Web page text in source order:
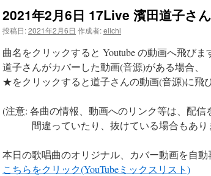
ツ
2021年2月6日 17Live 濱田道子さ
投稿日:2021年2月6日 作成者:eiichi
曲名をクリックすると Youtube の動画へ飛びま
道子さんがカバーした動画(音源)がある場合、
★をクリックすると道子さんの動画(音源)に飛び
(注意: 各曲の情報、動画へのリンク等は、配信
間違っていたり、抜けている場合もあり
本日の歌唱曲のオリジナル、カバー動画を自動
こちらをクリック(YouTubeミックスリスト)